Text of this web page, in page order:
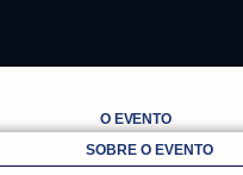
O EVENTO
SOBRE O EVENTO